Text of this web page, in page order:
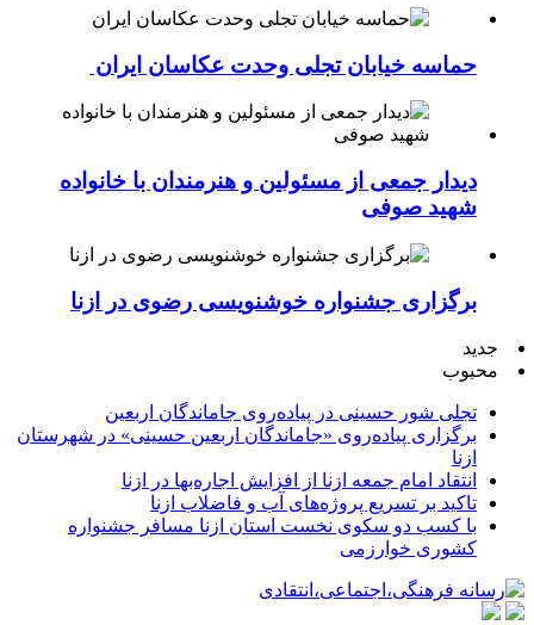
حماسه خیابان تجلی وحدت عکاسان ایران
دیدار جمعی از مسئولین و هنرمندان با خانواده
شهید صوفی
برگزاری جشنواره خوشنویسی رضوی در ازنا
جدید
محبوب
تجلی شور حسینی در پیاده‌روی جاماندگان اربعین
برگزاری پیاده‌روی «جاماندگان اربعین حسینی» در شهرستان
ازنا
انتقاد امام جمعه ازنا از افزایش اجاره‌بها در ازنا
تاکید بر تسریع پروژه‌های آب و فاضلاب ازنا
با کسب دو سکوی نخست استان ازنا مسافر جشنواره
کشوری خوارزمی